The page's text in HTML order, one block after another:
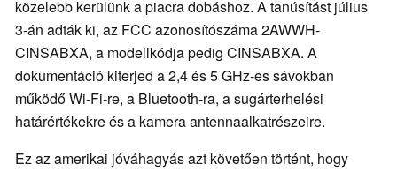
közelebb kerülünk a piacra dobáshoz. A tanúsítást július
3-án adták ki, az FCC azonosítószáma 2AWWH-
CINSABXA, a modellkódja pedig CINSABXA. A
dokumentáció kiterjed a 2,4 és 5 GHz-es sávokban
működő Wi-Fi-re, a Bluetooth-ra, a sugárterhelési
határértékekre és a kamera antennaalkatrészeire.
Ez az amerikai jóváhagyás azt követően történt, hogy